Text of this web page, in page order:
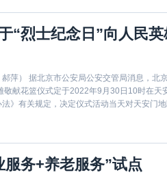
“烈士纪念日”向人民
萍） 据北京市公安局公安交管局消息，
敬献花篮仪式定于2022年9月30日10时在
法》有关规定，决定仪式活动当天对天安门
务+养老服务”试点